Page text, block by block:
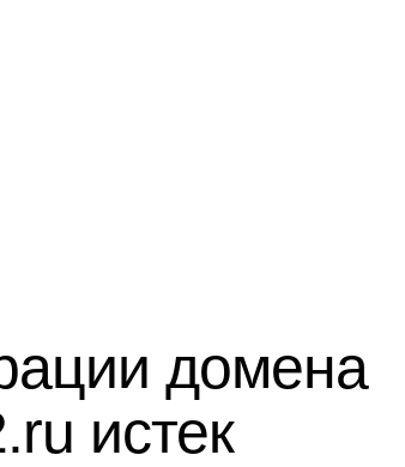
домена
истек